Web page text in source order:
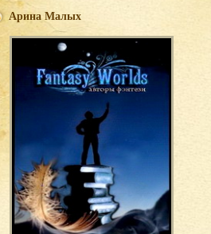
Арина Малых